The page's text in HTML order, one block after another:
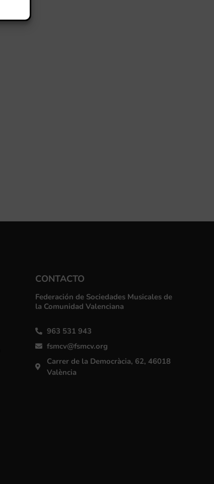
CONTACTO
Federación de Sociedades Musicales de
la Comunidad Valenciana
963 531 943
fsmcv@fsmcv.org
Carrer de la Democràcia, 62, 46018
València